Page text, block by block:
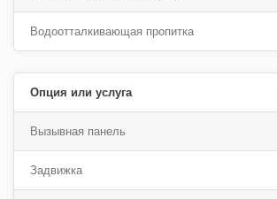
Водоотталкивающая пропитка
Опция или услуга
Вызывная панель
Задвижка